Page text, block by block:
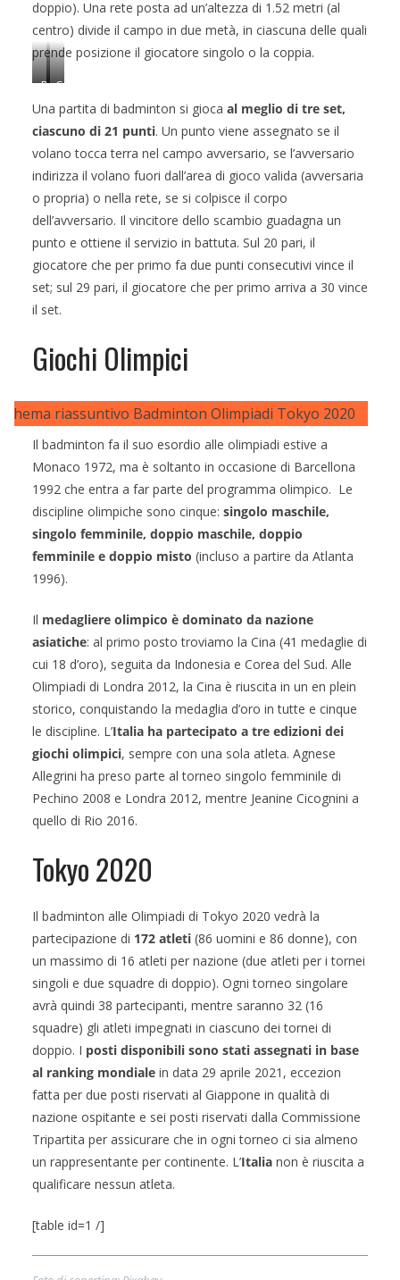
doppio). Una rete posta ad un’altezza di 1.52 metri (al
centro) divide il campo in due metà, in ciascuna delle quali
prende posizione il giocatore singolo o la coppia.
R
a
c
h
t
t
e
e
v
o
a
n
(
o
t
o
d
a
r
o
-
r
o
u
.
b
e
)
C
a
m
a
B
a
d
m
i
t
o
a
G
i
o
c
h
i
O
i
m
p
i
c
i
R
i
o
0
1
f
o
t
o
d
a
O
l
y
c
h
a
n
Una partita di badminton si gioca al meglio di tre set,
ciascuno di 21 punti. Un punto viene assegnato se il
volano tocca terra nel campo avversario, se l’avversario
indirizza il volano fuori dall’area di gioco valida (avversaria
o propria) o nella rete, se si colpisce il corpo
dell’avversario. Il vincitore dello scambio guadagna un
punto e ottiene il servizio in battuta. Sul 20 pari, il
giocatore che per primo fa due punti consecutivi vince il
set; sul 29 pari, il giocatore che per primo arriva a 30 vince
il set.
Giochi Olimpici
Il badminton fa il suo esordio alle olimpiadi estive a
Monaco 1972, ma è soltanto in occasione di Barcellona
1992 che entra a far parte del programma olimpico. Le
discipline olimpiche sono cinque: singolo maschile,
singolo femminile, doppio maschile, doppio
femminile e doppio misto (incluso a partire da Atlanta
1996).
Il medagliere olimpico è dominato da nazione
asiatiche: al primo posto troviamo la Cina (41 medaglie di
cui 18 d’oro), seguita da Indonesia e Corea del Sud. Alle
Olimpiadi di Londra 2012, la Cina è riuscita in un en plein
storico, conquistando la medaglia d’oro in tutte e cinque
le discipline. L’Italia ha partecipato a tre edizioni dei
giochi olimpici, sempre con una sola atleta. Agnese
Allegrini ha preso parte al torneo singolo femminile di
Pechino 2008 e Londra 2012, mentre Jeanine Cicognini a
quello di Rio 2016.
Tokyo 2020
Il badminton alle Olimpiadi di Tokyo 2020 vedrà la
partecipazione di 172 atleti (86 uomini e 86 donne), con
un massimo di 16 atleti per nazione (due atleti per i tornei
singoli e due squadre di doppio). Ogni torneo singolare
avrà quindi 38 partecipanti, mentre saranno 32 (16
squadre) gli atleti impegnati in ciascuno dei tornei di
doppio. I posti disponibili sono stati assegnati in base
al ranking mondiale in data 29 aprile 2021, eccezion
fatta per due posti riservati al Giappone in qualità di
nazione ospitante e sei posti riservati dalla Commissione
Tripartita per assicurare che in ogni torneo ci sia almeno
un rappresentante per continente. L’Italia non è riuscita a
qualificare nessun atleta.
[table id=1 /]